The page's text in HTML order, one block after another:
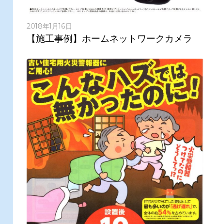
2018年1月16日
【施工事例】ホームネットワークカメラ